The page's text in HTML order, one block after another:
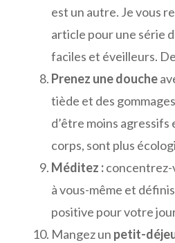
est un autre. Je vous
article pour une série
faciles et éveilleurs.
Prenez une douche
tiède et des
d’être moins
corps, sont plus
Méditez :concentrez-
à vous-même et
positive pour votre
Mangez un petit-